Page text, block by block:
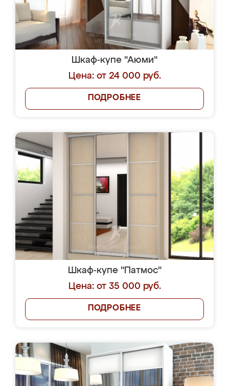
Шкаф-купе "Аюми"
Цена: от 24 000 руб.
ПОДРОБНЕЕ
Шкаф-купе "Патмос"
Цена: от 35 000 руб.
ПОДРОБНЕЕ